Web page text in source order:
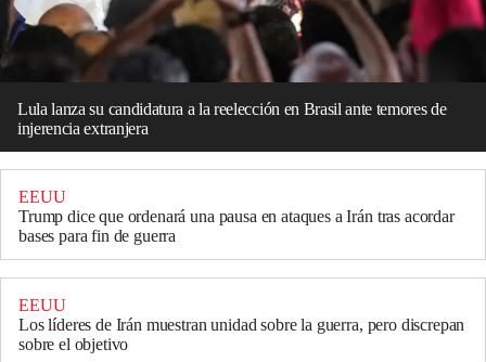
Lula lanza su candidatura a la reelección en Brasil ante temores de
injerencia extranjera
EEUU
Trump dice que ordenará una pausa en ataques a Irán tras acordar
bases para fin de guerra
EEUU
Los líderes de Irán muestran unidad sobre la guerra, pero discrepan
sobre el objetivo